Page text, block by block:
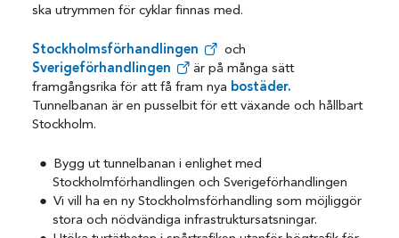
ska utrymmen för cyklar finnas med.
Stockholmsförhandlingen
och
Sverigeförhandlingen
är på många sätt
framgångsrika för att få fram nya bostäder.
Tunnelbanan är en pusselbit för ett växande och hållbart
Stockholm.
Bygg ut tunnelbanan i enlighet med
Stockholmförhandlingen och Sverigeförhandlingen
Vi vill ha en ny Stockholmsförhandling som möjliggör
stora och nödvändiga infrastruktursatsningar.